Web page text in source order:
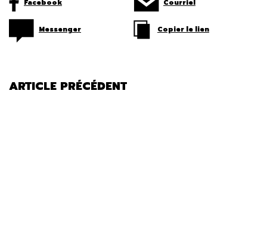
Facebook Courriel
Messenger Copier le lien
ARTICLE PRÉCÉDENT